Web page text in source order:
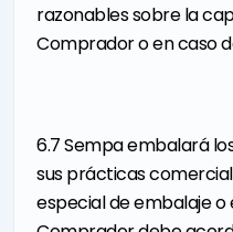
razonables sobre la
Comprador o en caso
6.7 Sempa embalará
sus prácticas
especial de embalaje